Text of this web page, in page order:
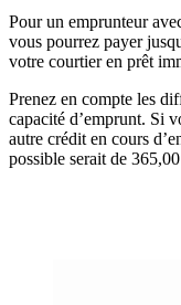
Pour un emprunteur
vous pourrez payer
votre courtier en prêt
Prenez en compte les
capacité d’emprunt. Si
autre crédit en cours
possible serait de